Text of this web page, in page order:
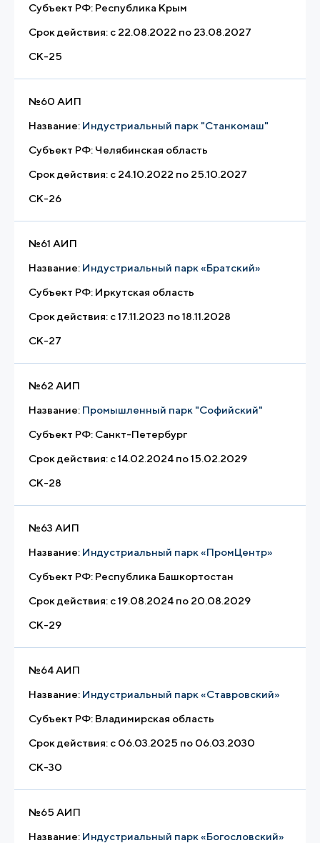
Субъект РФ: Республика Крым
Срок действия: с 22.08.2022 по 23.08.2027
СК-25
№60 АИП
Название: Индустриальный парк "Станкомаш"
Субъект РФ: Челябинская область
Срок действия: с 24.10.2022 по 25.10.2027
СК-26
№61 АИП
Название: Индустриальный парк «Братский»
Субъект РФ: Иркутская область
Срок действия: с 17.11.2023 по 18.11.2028
СК-27
№62 АИП
Название: Промышленный парк "Софийский"
Субъект РФ: Санкт-Петербург
Срок действия: с 14.02.2024 по 15.02.2029
СК-28
№63 АИП
Название: Индустриальный парк «ПромЦентр»
Субъект РФ: Республика Башкортостан
Срок действия: с 19.08.2024 по 20.08.2029
СК-29
№64 АИП
Название: Индустриальный парк «Ставровский»
Субъект РФ: Владимирская область
Срок действия: с 06.03.2025 по 06.03.2030
СК-30
№65 АИП
Название: Индустриальный парк «Богословский»